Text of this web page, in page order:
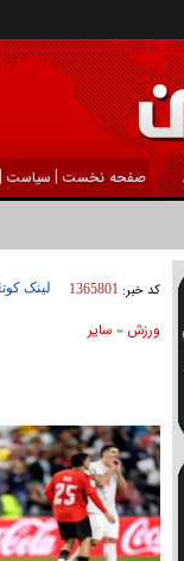
صفحه نخست | سیاست |
کد خبر: 1365801 لینک
ورزش » ساير